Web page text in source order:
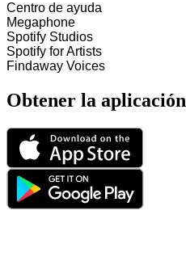
Centro de ayuda
Megaphone
Spotify Studios
Spotify for Artists
Findaway Voices
Obtener la aplicación